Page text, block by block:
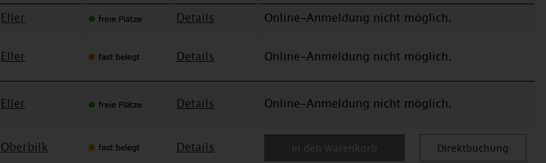
Eller Details
Online-Anmeldung nicht möglich.
Eller Details Online-Anmeldung nicht möglich.
Eller Details Online-Anmeldung nicht möglich.
Oberbilk Details in den Warenkorb Direktbuchung